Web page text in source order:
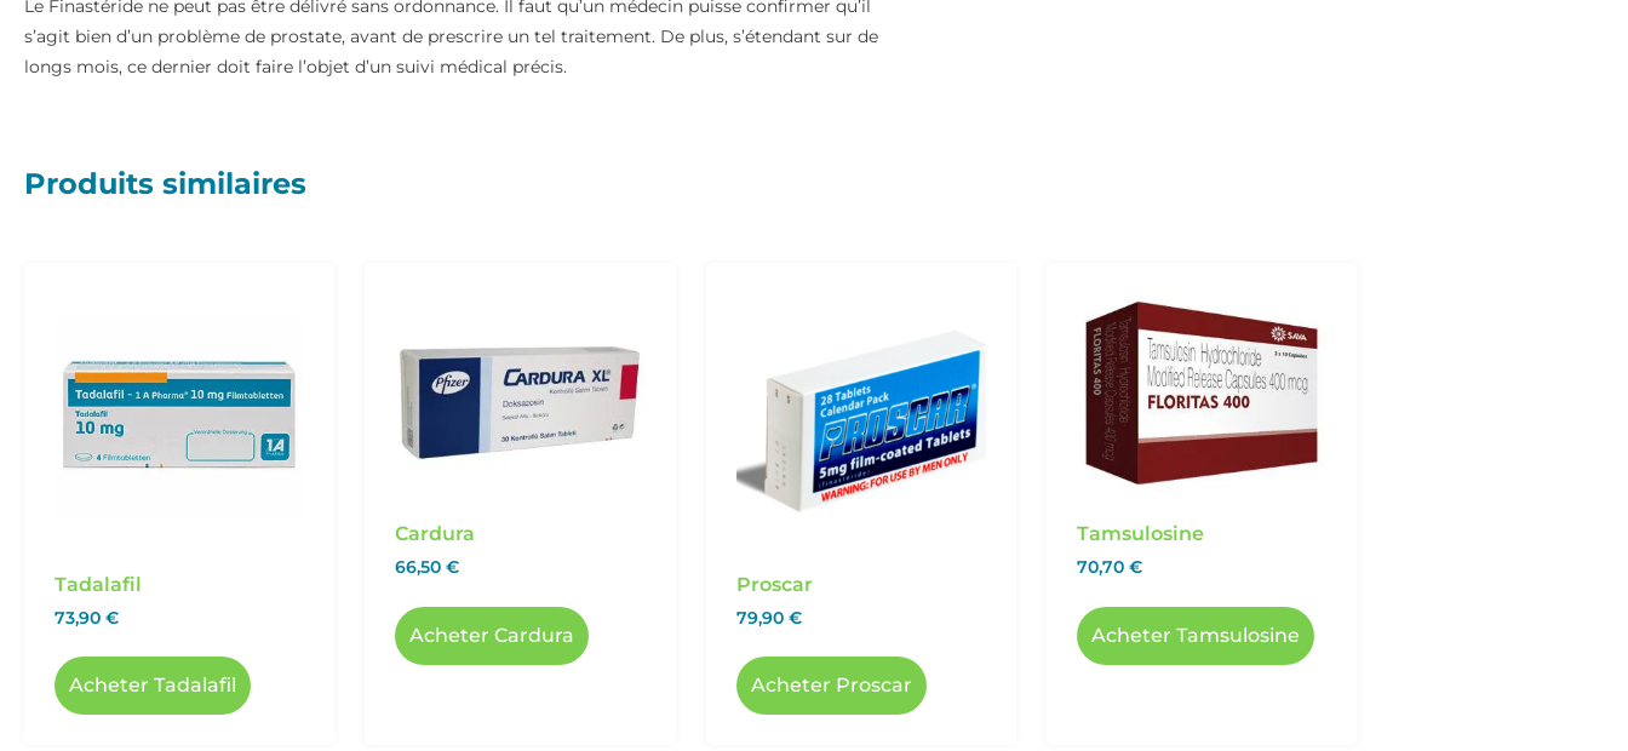
Le Finastéride ne peut pas être délivré sans ordonnance. Il faut qu’un médecin puisse confirmer qu’il
s’agit bien d’un problème de prostate, avant de prescrire un tel traitement. De plus, s’étendant sur de
longs mois, ce dernier doit faire l’objet d’un suivi médical précis.
Produits similaires
Tadalafil
73,90 €
Acheter Tadalafil
Cardura
66,50€
Acheter Cardura
Proscar
79,90 €
Acheter Proscar
Tamsulosine
70,70 €
Acheter Tamsulosine